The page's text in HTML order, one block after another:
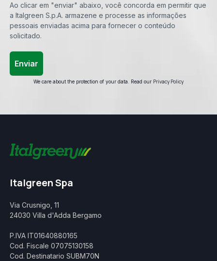
Ao clicar em "enviar" abaixo, você concorda em permitir que
a Italgreen S.p.A. armazene e processe as informações
pessoais enviadas acima para fornecer o conteúdo
solicitado.
We care about the protection of your data. Read our Privacy Policy
Italgreen Spa
Via Crusnigo, 11
24030 Villa d'Adda Bergamo
P.IVA IT01640880165
Cod. Fiscale 07075130158
Cod. Destinatario SUBM70N